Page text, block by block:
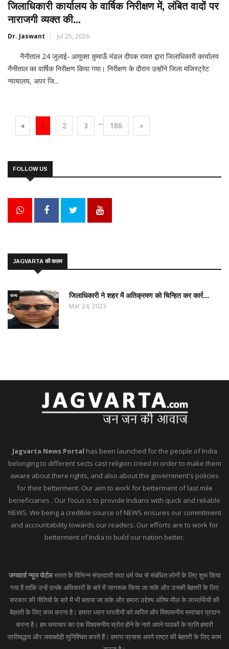
जिलाधिकारी कार्यालय के वार्षिक निरीक्षण में, लंबित वादों पर
नाराजगी व्यक्त की...
Dr. Jaswant Jul 25, 2026
नैनीताल 24 जुलाई- आयुक्त कुमाऊँ मंडल दीपक रावत द्वारा जिलाधिकारी कार्यालय
नैनीताल का वार्षिक निरीक्षण किया गया। निरीक्षण के दौरान उन्होंने जिला मजिस्ट्रेट
न्यायालय, अपर जि...
« 1 2 3 ... 186 »
FOLLOW US
JAGVARTA की कलम
राज्य जिलाधिकारी ने शहर में अतिक्रमण को चिन्हित कर कार्र...
Mar 24, 2023
Jagvarta News Portal has been launched for the people of India
belonging to different sects cast religion creed in order to make them
aware about there rights, and also about the government's policies
for their betterment. Our aim to work for betterment of last mile
beneficiaries . Our focus is to provide Indians with quick and reliable
NEWS. We being a credible source of NEWS ensures our commitment
and accountability towards our readers. Our efforts are to work for
betterment of India to build our nation better.
जगवार्ता न्यूज पोर्टलभारत के विभिन्न संप्रदायों तथा धर्म पंथ से संबंधित लोगों के लिए शुरू किया
गया है ताकि उन्हें उनके अधिकारों के बारे में जागरूक किया जा सके और उनकी बेहतरी के लिए
सरकार की नीतियों के बारे में भी बताया जा सके और हमारा उद्देश्य अंतिम मील के लाभार्थियों की
बेहतरी के लिए काम करना है। हमारा ध्यान भारतीयों को त्वरित और विश्वसनीय समाचार प्रदान
करना है। हम समाचार का एक विश्वसनीय स्रोत होने के नाते अपने पाठकों के प्रति हमारी
प्रतिबद्धता और जवाबदेही सुनिश्चित करते हैं। हमारा प्रयास अपने राष्ट्र की बेहतरी के लिए काम